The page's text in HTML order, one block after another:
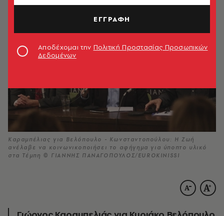
Καραμπέλιας για Βελόπουλο - Κωνσταντοπούλου: Η Ζωή
ανέλαβε να κοινωνικοποιήσει το αφήγημα για ύποπτο υλικό
στα Τέμπη © ΓΙΑΝΝΗΣ ΠΑΝΑΓΟΠΟΥΛΟΣ/EUROKINISSI
ΕΓΓΡΑΦΗ
Αποδέχομαι την Πολιτική Προστασίας Προσωπικών
Δεδομένων